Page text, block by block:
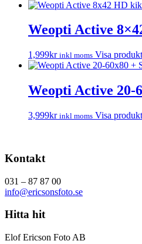
Weopti Active
1,999kr inkl moms Visa produkt
Weopti Active 20-
3,999kr inkl moms Visa produkt
Kontakt
031 – 87 87 00
info@ericsonsfoto.se
Hitta hit
Elof Ericson Foto AB